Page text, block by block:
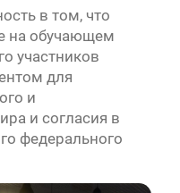
в том, что
на обучающем
участников
для
и
и согласия в
федерального